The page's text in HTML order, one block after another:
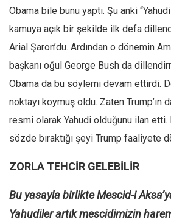
Obama bile bunu yaptı. Şu anki
kamuya açık bir şekilde ilk defa
Arial Şaron’du. Ardından o dönemin
başkanı oğul George Bush da
Obama da bu söylemi devam ettirdi.
noktayı koymuş oldu. Zaten Trump’ın
resmi olarak Yahudi olduğunu ilan etti.
sözde bıraktığı şeyi Trump faaliyete
ZORLA TEHCİR GELEBİLİR
Bu yasayla birlikte Mescid-i
Yahudiler artık mescidimizin